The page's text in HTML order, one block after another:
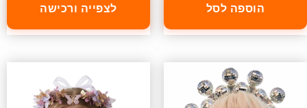
הוספה לסל לצפייה ורכישה